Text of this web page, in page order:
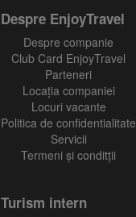
Despre EnjoyTravel
Despre companie
Club Card EnjoyTravel
Parteneri
Locaţia companiei
Locuri vacante
Politica de confidentialitate
Servicii
Termeni și conditții
Turism intern